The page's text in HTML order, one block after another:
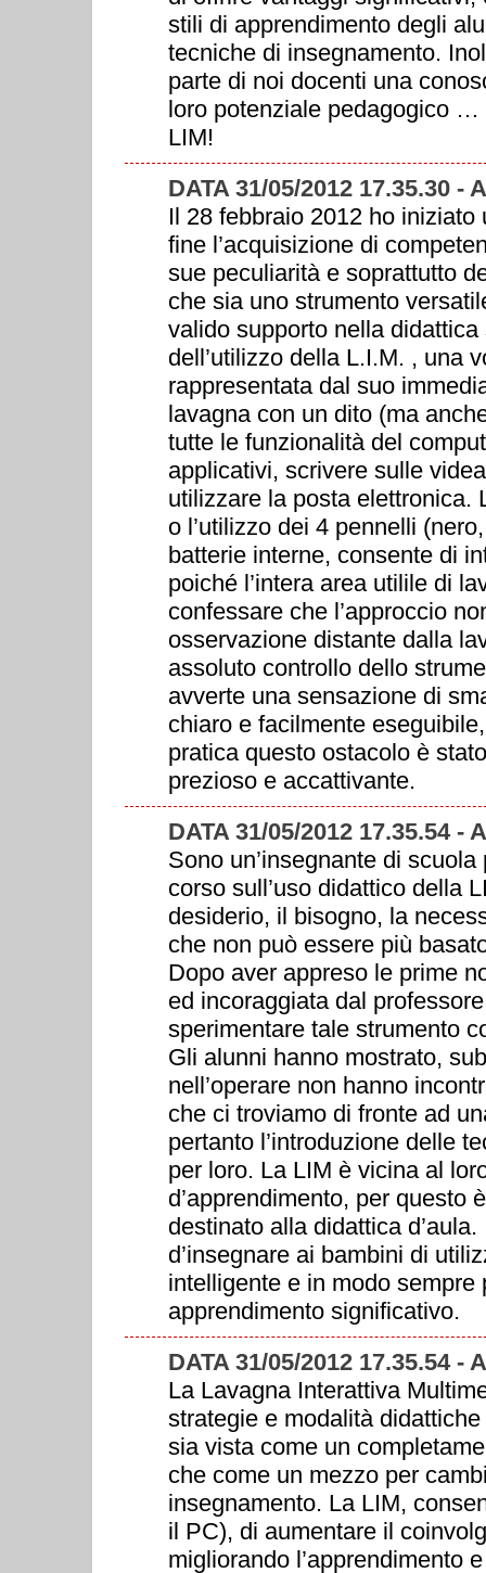
stili di apprendimento degli
tecniche di insegnamento.
parte di noi docenti una
loro potenziale pedagogico …
LIM!
DATA 31/05/2012 17.35.30 -
Il 28 febbraio 2012 ho
fine l’acquisizione di
sue peculiarità e soprattutto
che sia uno strumento
valido supporto nella
dell’utilizzo della L.I.M. , una
rappresentata dal suo
lavagna con un dito (ma
tutte le funzionalità del
applicativi, scrivere sulle
utilizzare la posta elettronica.
o l’utilizzo dei 4 pennelli
batterie interne, consente di
poiché l’intera area utilile di
confessare che l’approccio
osservazione distante dalla
assoluto controllo dello
avverte una sensazione di
chiaro e facilmente
pratica questo ostacolo è
prezioso e accattivante.
DATA 31/05/2012 17.35.54 -
Sono un’insegnante di
corso sull’uso didattico della
desiderio, il bisogno, la
che non può essere più
Dopo aver appreso le prime
ed incoraggiata dal
sperimentare tale strumento
Gli alunni hanno mostrato,
nell’operare non hanno
che ci troviamo di fronte ad
pertanto l’introduzione delle
per loro. La LIM è vicina al
d’apprendimento, per questo
destinato alla didattica
d’insegnare ai bambini di
intelligente e in modo
apprendimento significativo.
DATA 31/05/2012 17.35.54 -
La Lavagna Interattiva
strategie e modalità
sia vista come un
che come un mezzo per
insegnamento. La LIM,
il PC), di aumentare il
migliorando l’apprendimento